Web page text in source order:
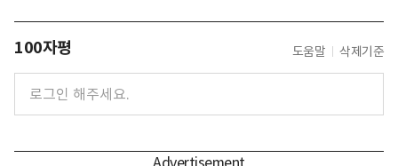
100자평 도움말 삭제기준